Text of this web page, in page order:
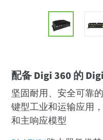
配备 Digi 360 的
坚固耐用、安全可靠
键型工业和运输应用
和主响应模型